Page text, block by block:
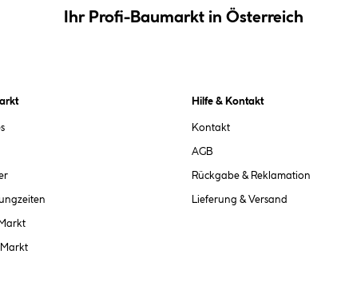
Ihr Profi-Baumarkt in Österreich
Hilfe & Kontakt
Kontakt
AGB
Rückgabe & Reklamation
Lieferung & Versand